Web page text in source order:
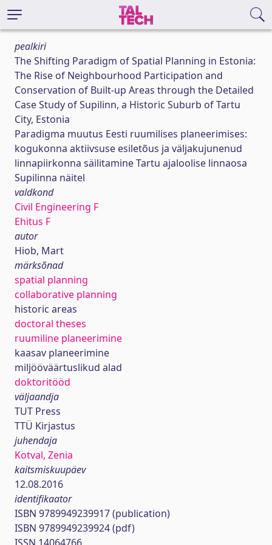
pealkiri
The Shifting Paradigm of Spatial Planning in Estonia:
The Rise of Neighbourhood Participation and
Conservation of Built-up Areas through the Detailed
Case Study of Supilinn, a Historic Suburb of Tartu
City, Estonia
Paradigma muutus Eesti ruumilises planeerimises:
kogukonna aktiivsuse esiletõus ja väljakujunenud
linnapiirkonna säilitamine Tartu ajaloolise linnaosa
Supilinna näitel
valdkond
Civil Engineering F
Ehitus F
autor
Hiob, Mart
märksõnad
spatial planning
collaborative planning
historic areas
doctoral theses
ruumiline planeerimine
kaasav planeerimine
miljööväärtuslikud alad
doktoritööd
väljaandja
TUT Press
TTÜ Kirjastus
juhendaja
Kotval, Zenia
kaitsmiskuupäev
12.08.2016
identifikaator
ISBN 9789949239917 (publication)
ISBN 9789949239924 (pdf)